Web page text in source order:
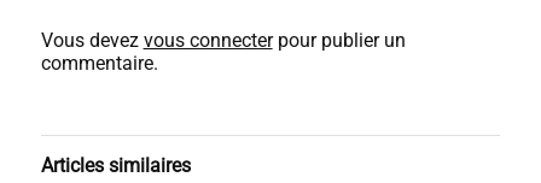
Vous devez vous connecterpour publier un
commentaire.
Articles similaires